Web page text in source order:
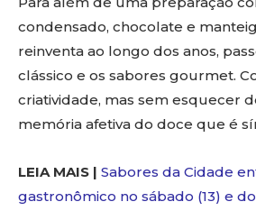
condensado, chocolate e
reinventa ao longo dos anos,
clássico e os sabores gourmet.
criatividade, mas sem esquecer
memória afetiva do doce que é
LEIA MAIS | Sabores da Cidade
gastronômico no sábado (13) e